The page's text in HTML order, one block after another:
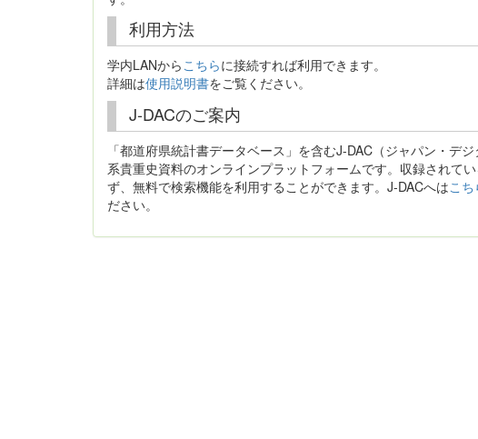
利用方法
学内LANからこちらに接続すれば利用できます。
詳細は使用説明書をご覧ください。
J-DACのご案内
「都道府県統計書データベース」を含むJ-DAC（ジャパン・デ
系貴重史資料のオンラインプラットフォームです。収録されて
ず、無料で検索機能を利用することができます。J-DACへはこち
ださい。